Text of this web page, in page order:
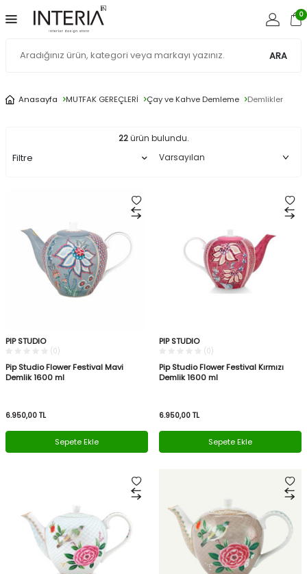
ARA
0
Anasayfa MUTFAK GEREÇLERİ Çay ve Kahve Demleme Demlikler
Demlikler
Filtre
22ürün bulundu.
PIP STUDIO
(0)
Pip Studio Flower Festival Mavi
Demlik 1600 ml
6.950,00 TL
Sepete Ekle
PIP STUDIO
(0)
Pip Studio Flower Festival Kırmızı
Demlik 1600 ml
6.950,00 TL
Sepete Ekle